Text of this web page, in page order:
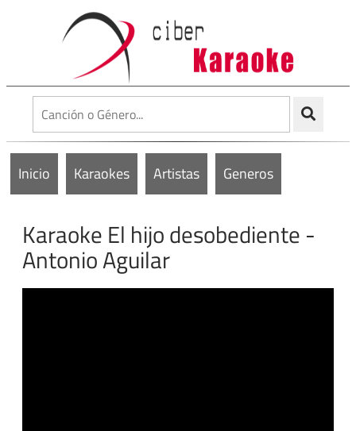
Inicio Karaokes Artistas Generos
Karaoke El hijo desobediente -
Antonio Aguilar